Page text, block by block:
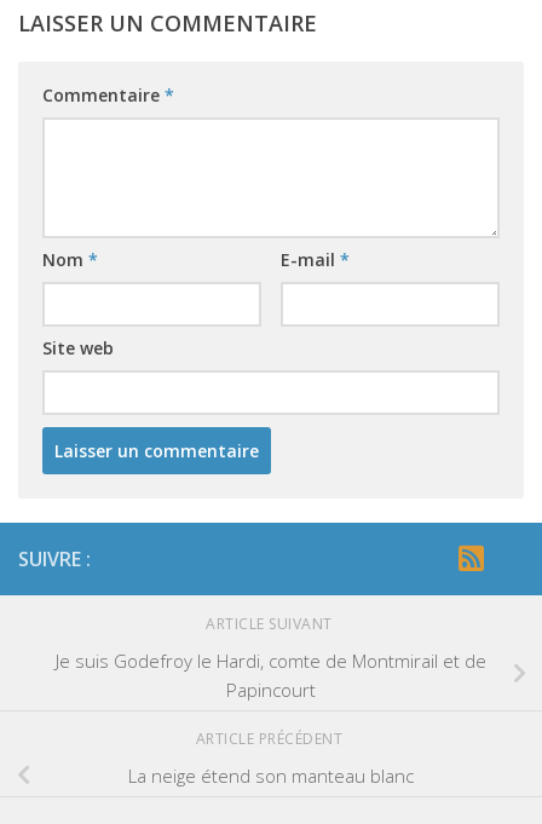
LAISSER UN COMMENTAIRE
Commentaire *
Nom * E-mail *
Site web
SUIVRE :
ARTICLE SUIVANT
Je suis Godefroy le Hardi, comte de Montmirail et de
Papincourt
ARTICLE PRÉCÉDENT
La neige étend son manteau blanc